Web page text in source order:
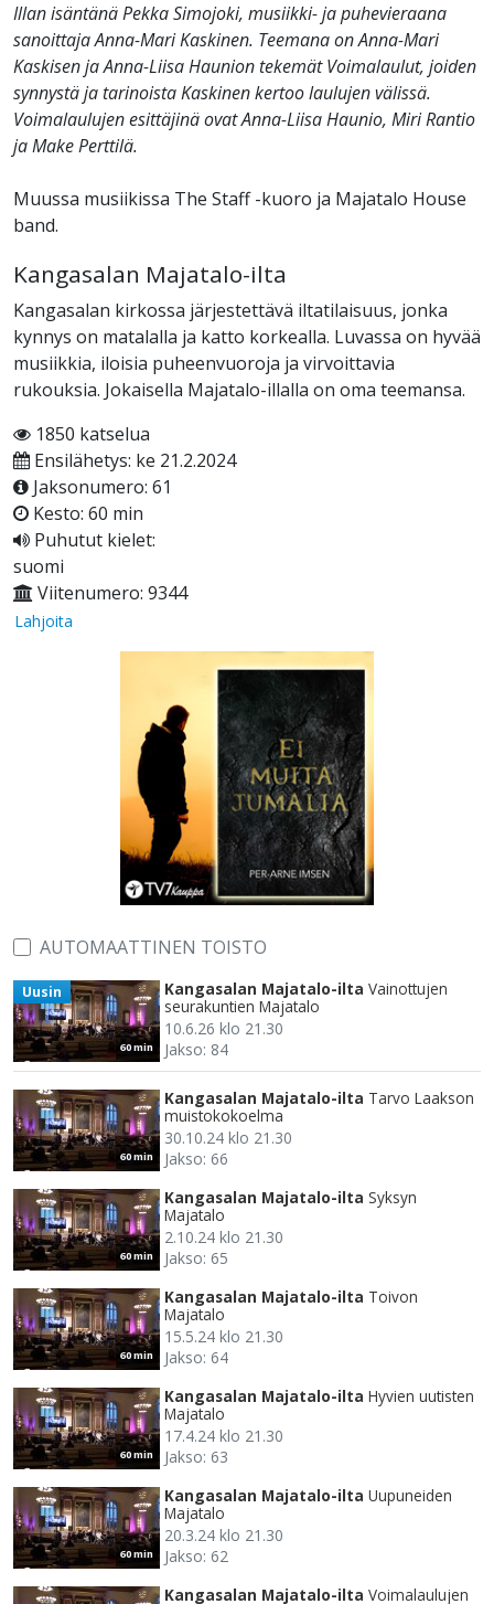
Illan isäntänä Pekka Simojoki, musiikki- ja puhevieraana
sanoittaja Anna-Mari Kaskinen. Teemana on Anna-Mari
Kaskisen ja Anna-Liisa Haunion tekemät Voimalaulut, joiden
synnystä ja tarinoista Kaskinen kertoo laulujen välissä.
Voimalaulujen esittäjinä ovat Anna-Liisa Haunio, Miri Rantio
ja Make Perttilä.
Muussa musiikissa The Staff -kuoro ja Majatalo House
band.
Kangasalan Majatalo-ilta
Kangasalan kirkossa järjestettävä iltatilaisuus, jonka
kynnys on matalalla ja katto korkealla. Luvassa on hyvää
musiikkia, iloisia puheenvuoroja ja virvoittavia
rukouksia. Jokaisella Majatalo-illalla on oma teemansa.
1850 katselua
Ensilähetys: ke 21.2.2024
Jaksonumero: 61
Kesto: 60 min
Puhutut kielet:
suomi
Viitenumero: 9344
Lahjoita
AUTOMAATTINEN TOISTO
60 min
Uusin Kangasalan Majatalo-ilta Vainottujen
seurakuntien Majatalo
10.6.26 klo 21.30
Jakso: 84
60 min
Kangasalan Majatalo-ilta Tarvo Laakson
muistokokoelma
30.10.24 klo 21.30
Jakso: 66
60 min
Kangasalan Majatalo-ilta Syksyn
Majatalo
2.10.24 klo 21.30
Jakso: 65
60 min
Kangasalan Majatalo-ilta Toivon
Majatalo
15.5.24 klo 21.30
Jakso: 64
60 min
Kangasalan Majatalo-ilta Hyvien uutisten
Majatalo
17.4.24 klo 21.30
Jakso: 63
60 min
Kangasalan Majatalo-ilta Uupuneiden
Majatalo
20.3.24 klo 21.30
Jakso: 62
Kangasalan Majatalo-ilta Voimalaulujen